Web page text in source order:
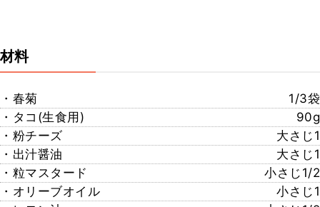
材料
・春菊
1/3袋
・タコ(生食用)
90g
・粉チーズ
大さじ1
・出汁醤油
大さじ1
・粒マスタード
小さじ1/2
・オリーブオイル
小さじ1